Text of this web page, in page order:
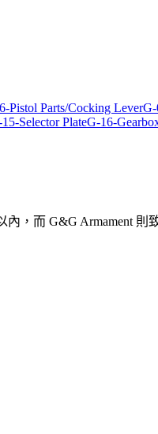
Pistol Parts/Cocking Lever
Selector PlateG-16-
，而 G&G Armament 則